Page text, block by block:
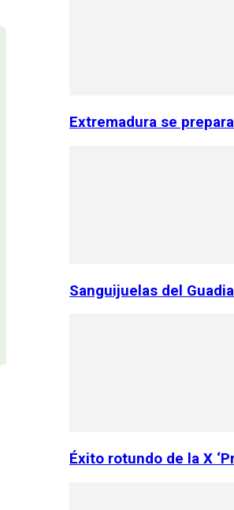
Extremadura se
Sanguijuelas del
Éxito rotundo de la X